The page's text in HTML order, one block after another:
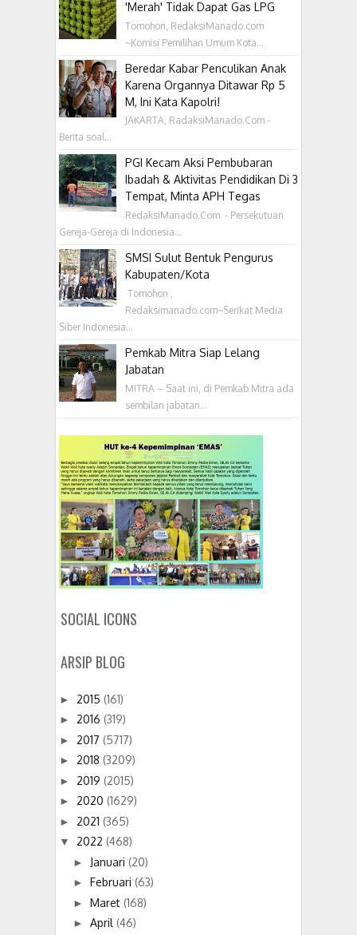
'Merah' Tidak Dapat Gas LPG
Tomohon, RedaksiManado.com
~Komisi Pemilihan Umum Kota...
Beredar Kabar Penculikan Anak
Karena Organnya Ditawar Rp 5
M, Ini Kata Kapolri!
JAKARTA, RadaksiManado.Com -
Berita soal...
PGI Kecam Aksi Pembubaran
Ibadah & Aktivitas Pendidikan Di 3
Tempat, Minta APH Tegas
RedaksiManado.Com - Persekutuan
Gereja-Gereja di Indonesia...
SMSI Sulut Bentuk Pengurus
Kabupaten/Kota
‎ Tomohon ,
Redaksimanado.com~Serikat Media
Siber Indonesia...
Pemkab Mitra Siap Lelang
Jabatan
MITRA – Saat ini, di Pemkab Mitra ada
sembilan jabatan...
SOCIAL ICONS
ARSIP BLOG
► 2015 (161)
► 2016 (319)
► 2017 (5717)
► 2018 (3209)
► 2019 (2015)
► 2020 (1629)
► 2021 (365)
▼ 2022 (468)
► Januari (20)
► Februari (63)
► Maret (168)
► April (46)